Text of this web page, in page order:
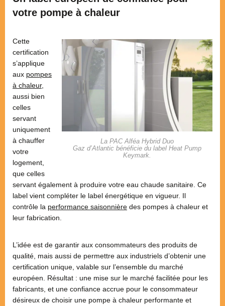
votre pompe à chaleur
La PAC Alféa Hybrid Duo
Gaz d’Atlantic bénéficie du label Heat Pump
Keymark.
Cette
certification
s’applique
aux pompes
à chaleur,
aussi bien
celles
servant
uniquement
à chauffer
votre
logement,
que celles
servant également à produire votre eau chaude sanitaire. Ce
label vient compléter le label énergétique en vigueur. Il
contrôle la performance saisonnière des pompes à chaleur et
leur fabrication.
L’idée est de garantir aux consommateurs des produits de
qualité, mais aussi de permettre aux industriels d’obtenir une
certification unique, valable sur l’ensemble du marché
européen. Résultat : une mise sur le marché facilitée pour les
fabricants, et une confiance accrue pour le consommateur
désireux de choisir une pompe à chaleur performante et